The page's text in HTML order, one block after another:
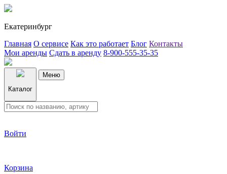
Екатеринбург
Главная О сервисе Как это работает Блог Контакты
Мои аренды Сдать в аренду 8-900-555-35-35
Каталог
Меню
Войти
Корзина